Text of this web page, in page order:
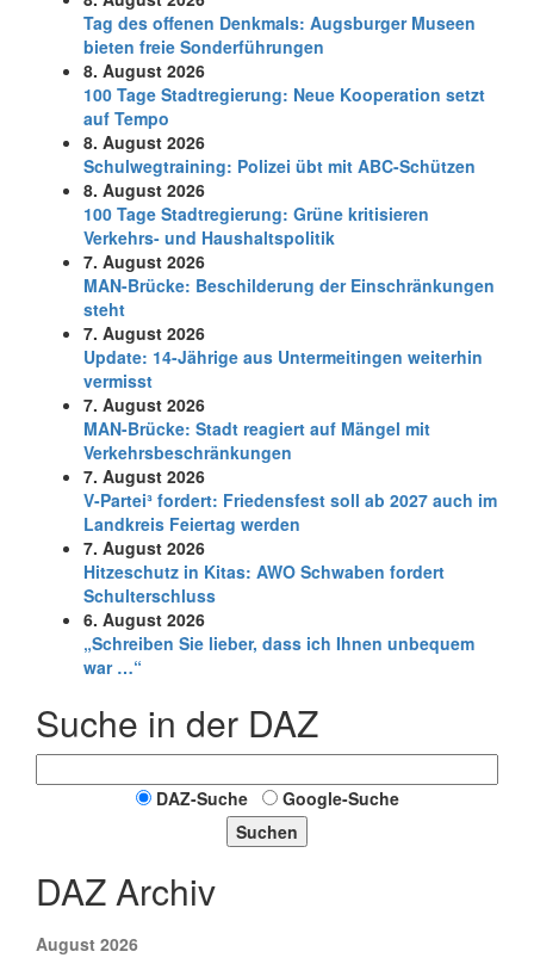
Tag des offenen Denkmals: Augsburger Museen
bieten freie Sonderführungen
8. August 2026
100 Tage Stadtregierung: Neue Kooperation setzt
auf Tempo
8. August 2026
Schul­weg­trai­ning: Poli­zei übt mit ABC-Schüt­zen
8. August 2026
100 Tage Stadtregierung: Grüne kritisieren
Verkehrs- und Haushaltspolitik
7. August 2026
MAN-Brücke: Beschilderung der Einschränkungen
steht
7. August 2026
Update: 14-Jährige aus Untermeitingen weiterhin
vermisst
7. August 2026
MAN-Brücke: Stadt reagiert auf Mängel mit
Verkehrsbeschränkungen
7. August 2026
V-Partei­³ fordert: Friedens­fest soll ab 2027 auch im
Land­kreis Feier­tag werden
7. August 2026
Hitzeschutz in Kitas: AWO Schwaben fordert
Schulterschluss
6. August 2026
„Schreiben Sie lieber, dass ich Ihnen unbequem
war …“
Suche in der DAZ
DAZ-Suche
Google-Suche
Suchen
DAZ Archiv
August 2026